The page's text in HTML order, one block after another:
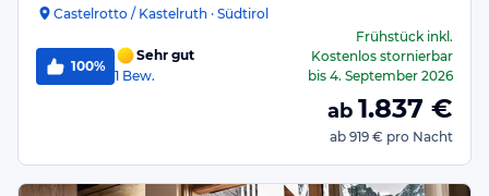
Castelrotto / Kastelruth · Südtirol
100%
Sehr gut
1 Bew.
Frühstückinkl.
Kostenlos stornierbar
bis 4. September 2026
ab 1.837 €
ab 919 € pro Nacht